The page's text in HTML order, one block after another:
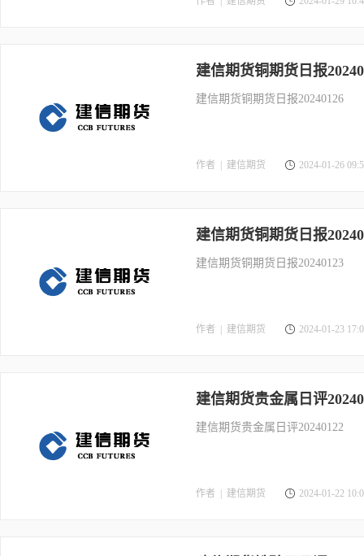
建信期货铜期货日报
建信期货铜期货日报20240126
作者 | 建信期货 2024-01-26
建信期货铜期货日报
建信期货铜期货日报20240123
作者 | 建信期货 2024-01-23
建信期货贵金属日评
建信期货贵金属日评20240122
作者 | 建信期货 2024-01-22